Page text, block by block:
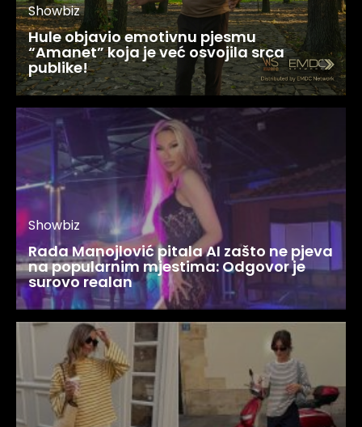
Showbiz
Hule objavio emotivnu pjesmu
“Amanet” koja je već osvojila srca
publike!
Showbiz
Rada Manojlović pitala AI zašto ne pjeva
na popularnim mjestima: Odgovor je
surovo realan